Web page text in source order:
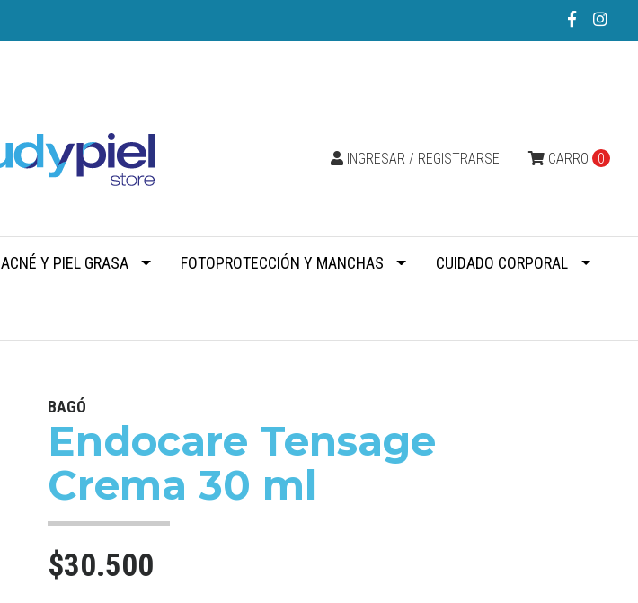
CARRO 0
INGRESAR / REGISTRARSE
ACNÉ Y PIEL GRASA FOTOPROTECCIÓN Y MANCHAS CUIDADO CORPORAL
BAGÓ
Endocare Tensage
Crema 30 ml
$30.500